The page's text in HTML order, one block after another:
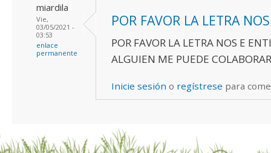
miardila
Vie,
03/05/2021 -
03:53
enlace
permanente
POR FAVOR LA LETRA
POR FAVOR LA LETRA NOS E
ALGUIEN ME PUEDE
Inicie sesión o regístrese para